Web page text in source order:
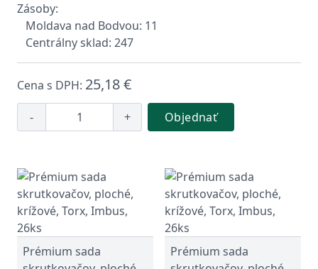
Zásoby:
Moldava nad Bodvou: 11
Centrálny sklad: 247
Cena s DPH: 25,18 €
- + Objednať
Prémium sada
Prémium sada